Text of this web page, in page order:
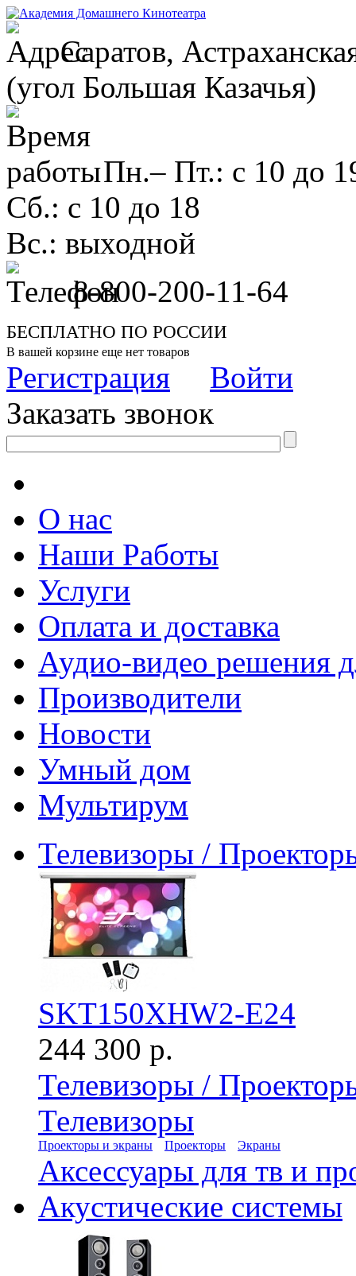
Саратов,
(угол Большая Казачья)
Пн.– Пт.: с 10 до
Сб.: с 10 до 18
Вс.: выходной
8-800-200-11-64
БЕСПЛАТНО ПО РОССИИ
В вашей корзине еще нет товаров
Регистрация
Войти
Заказать звонок
О нас
Наши Работы
Услуги
Оплата и доставка
Аудио-видео решения
Производители
Новости
Умный дом
Мультирум
Телевизоры /
SKT150XHW2-E24
244 300 р.
Телевизоры /
Телевизоры
Проекторы и экраны Проекторы Экраны
Аксессуары для тв и
Акустические системы